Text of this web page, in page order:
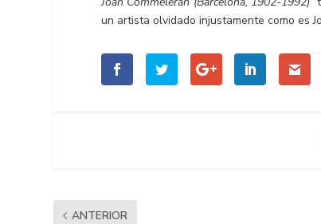
un artista olvidado injustamente como es
ANTERIOR